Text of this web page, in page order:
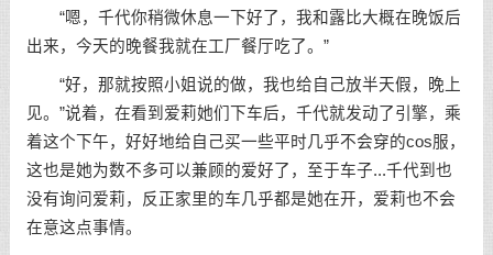
“嗯，千代你稍微休息一下好了，我和露比大概在晚饭后
出来，今天的晚餐我就在工厂餐厅吃了。”
“好，那就按照小姐说的做，我也给自己放半天假，晚上
见。”说着，在看到爱莉她们下车后，千代就发动了引擎，乘
着这个下午，好好地给自己买一些平时几乎不会穿的cos服，
这也是她为数不多可以兼顾的爱好了，至于车子...千代到也
没有询问爱莉，反正家里的车几乎都是她在开，爱莉也不会
在意这点事情。